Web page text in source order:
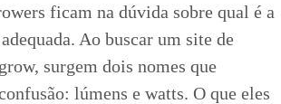
ficam na dúvida sobre qual é a
Ao buscar um site de
surgem dois nomes que
lúmens e watts. O que eles